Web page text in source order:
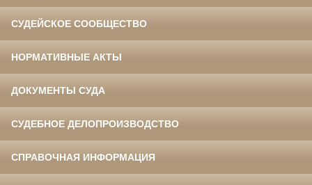
СУДЕЙСКОЕ СООБЩЕСТВО
НОРМАТИВНЫЕ АКТЫ
ДОКУМЕНТЫ СУДА
СУДЕБНОЕ ДЕЛОПРОИЗВОДСТВО
СПРАВОЧНАЯ ИНФОРМАЦИЯ